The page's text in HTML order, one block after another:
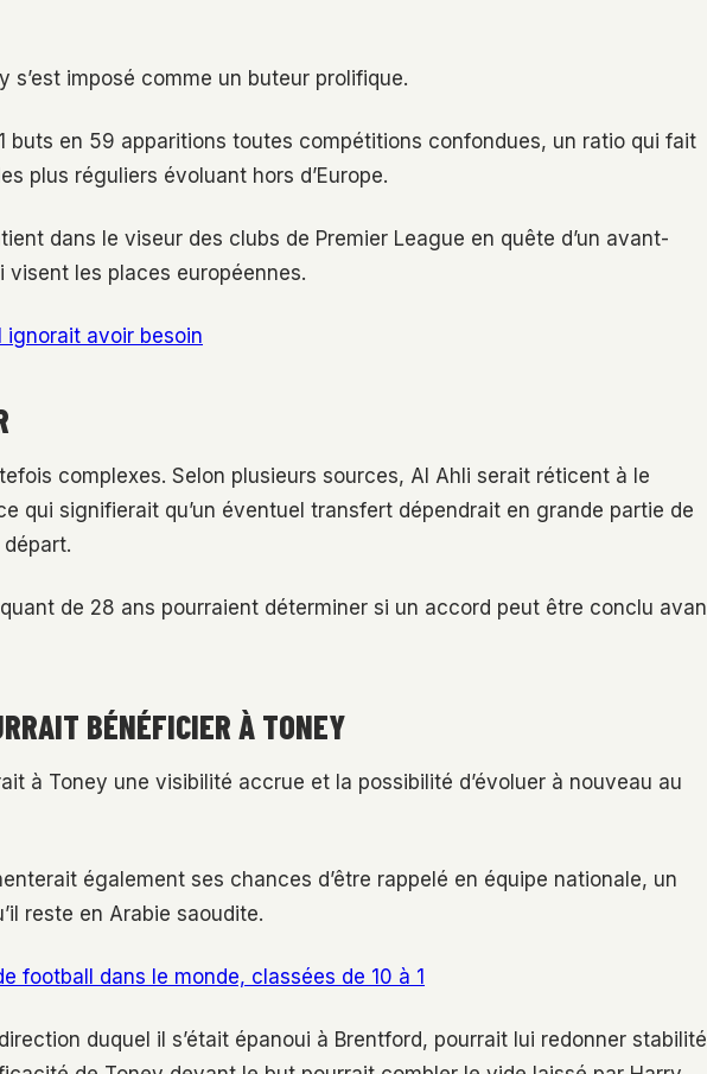
s’est imposé comme un buteur prolifique.
buts en 59 apparitions toutes compétitions confondues, un ratio qui fait
plus réguliers évoluant hors d’Europe.
dans le viseur des clubs de Premier League en quête d’un avant-
les places européennes.
ignorait avoir besoin
complexes. Selon plusieurs sources, Al Ahli serait réticent à le
qui signifierait qu’un éventuel transfert dépendrait en grande partie de
de 28 ans pourraient déterminer si un accord peut être conclu
BÉNÉFICIER À TONEY
à Toney une visibilité accrue et la possibilité d’évoluer à nouveau au
également ses chances d’être rappelé en équipe nationale, un
reste en Arabie saoudite.
football dans le monde, classées de 10 à 1
duquel il s’était épanoui à Brentford, pourrait lui redonner stabilité